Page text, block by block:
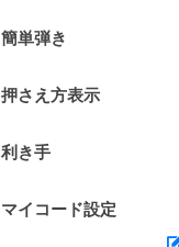
簡単弾き
押さえ方表示
利き手
マイコード設定